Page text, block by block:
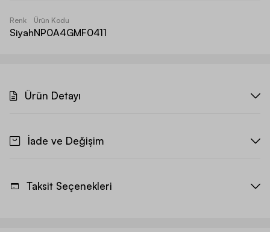
Renk
Siyah
Ürün Kodu
NP0A4GMF0411
Ürün Detayı
İade ve Değişim
Taksit Seçenekleri